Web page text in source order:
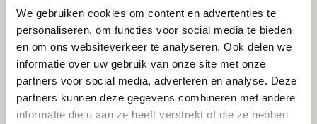
We gebruiken cookies om content en advertenties te
personaliseren, om functies voor social media te bieden
en om ons websiteverkeer te analyseren. Ook delen we
informatie over uw gebruik van onze site met onze
partners voor social media, adverteren en analyse. Deze
partners kunnen deze gegevens combineren met andere
informatie die u aan ze heeft verstrekt of die ze hebben
Verleend
Rijkswaterstaat Corporate
Dienst
Van Leeuwenhoekweg 20, 3316 AV Dordrecht